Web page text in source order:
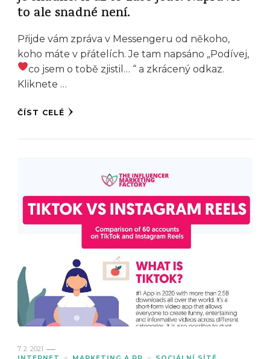
to ale snadné není.
Přijde vám zpráva v Messengeru od někoho,
koho máte v přátelích. Je tam napsáno „Podívej,
co jsem o tobě zjistil… “ a zkrácený odkaz.
Kliknete …
ČÍST CELÉ
7. 2. 2021